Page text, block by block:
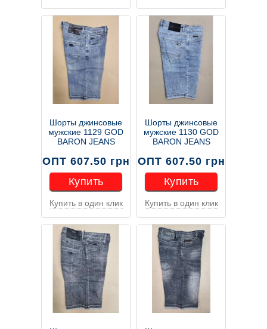
Купить Купить
Шорты джинсовые
мужские 1129 GOD
BARON JEANS
ОПТ 607.50 грн
Купить
Купить
Купить в один клик
Шорты джинсовые
мужские 1130 GOD
BARON JEANS
ОПТ 607.50 грн
Купить
Купить
Купить в один клик